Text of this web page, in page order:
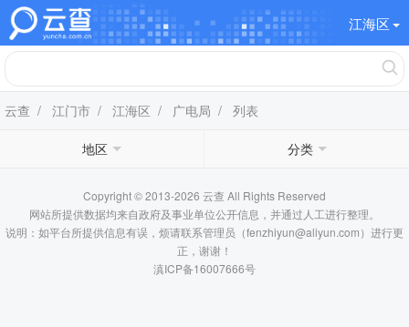
江海区
云查 / 江门市 / 江海区 / 广电局 / 列表
地区 分类
Copyright © 2013-2026 云查 All Rights Reserved
网站所提供数据均来自政府及事业单位公开信息，并通过人工进行整理。
说明：如平台所提供信息有误，烦请联系管理员（fenzhiyun@aliyun.com）进行更
正，谢谢！
滇ICP备16007666号